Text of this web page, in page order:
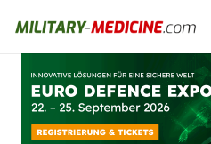
Anzeige